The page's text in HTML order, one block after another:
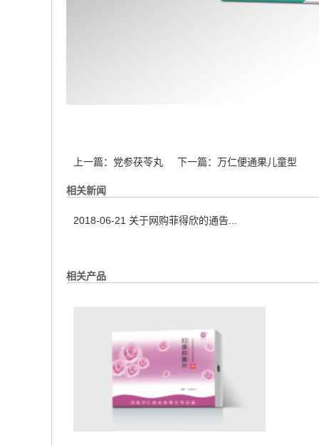
上一篇： 党参茯苓丸 下一篇： 万仁便通果儿童型
相关新闻
2018-06-21 关于网购菲得欣的通告...
相关产品